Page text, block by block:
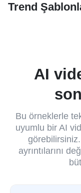
Trend
AI
Bu örneklerle
uyumlu bir AI
ayrıntılarını